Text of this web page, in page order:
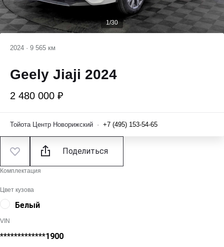
1/30
2024 · 9 565 км
Geely Jiaji 2024
2 480 000 ₽
Тойота Центр Новорижский · +7 (495) 153-54-65
Поделиться
Комплектация
Цвет кузова
Белый
VIN
*************1900